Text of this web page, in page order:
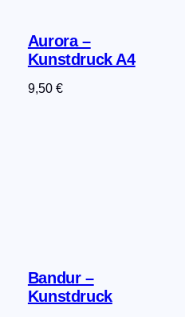
Aurora –
Kunstdruck A4
9,50 €
Bandur –
Kunstdruck